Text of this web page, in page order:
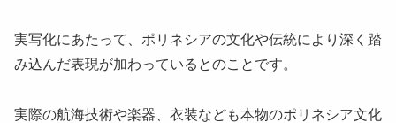
実写化にあたって、ポリネシアの文化や伝統により深く踏
み込んだ表現が加わっているとのことです。
実際の航海技術や楽器、衣装なども本物のポリネシア文化